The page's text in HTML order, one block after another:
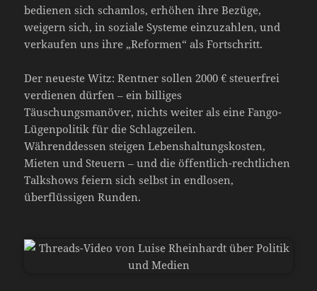
bedienen sich schamlos, erhöhen ihre Bezüge,
weigern sich, in soziale Systeme einzuzahlen, und
verkaufen uns ihre „Reformen“ als Fortschritt.
Der neueste Witz: Rentner sollen 2000 € steuerfrei
verdienen dürfen – ein billiges
Täuschungsmanöver, nichts weiter als eine Fango-
Lügenpolitik für die Schlagzeilen.
Währenddessen steigen Lebenshaltungskosten,
Mieten und Steuern – und die öffentlich-rechtlichen
Talkshows feiern sich selbst in endlosen,
überflüssigen Runden.